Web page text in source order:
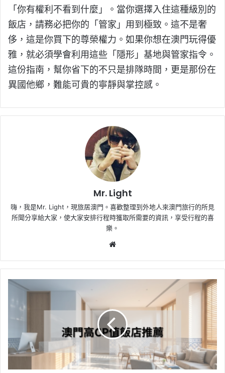
「你有權利不看到什麼」。當你選擇入住這種級別的
飯店，請務必把你的「管家」用到極致。這不是奢
侈，這是你買下的尊榮權力。如果你想在澳門玩得優
雅，就必須學會利用這些「隱形」基地與管家指令。
這份指南，幫你省下的不只是排隊時間，更是那份在
異國他鄉，難能可貴的寧靜與掌控感。
Mr. Light
嗨，我是Mr. Light，現旅居澳門。喜歡整理到外地人來澳門旅行的所見
所聞分享給大家，使大家安排行程時獲取所需要的資訊，享受行程的喜
樂。
省
票
與
車
程！